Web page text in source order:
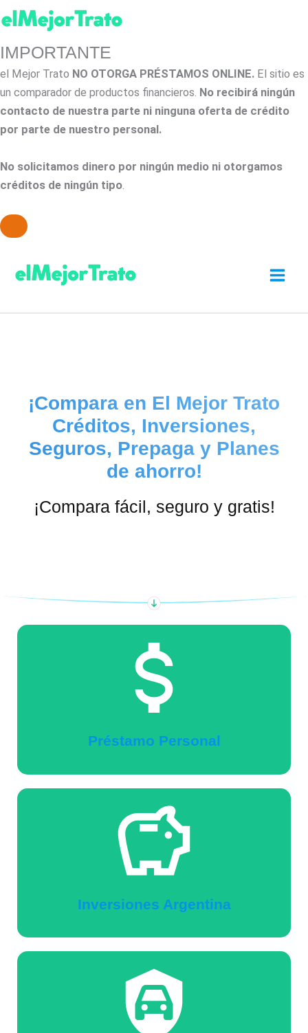
IMPORTANTE
el Mejor Trato NO OTORGA PRÉSTAMOS ONLINE. El sitio es
un comparador de productos financieros. No recibirá ningún
contacto de nuestra parte ni ninguna oferta de crédito
por parte de nuestro personal.
No solicitamos dinero por ningún medio ni otorgamos
créditos de ningún tipo.
contenido
¡Compara en El Mejor Trato
Créditos, Inversiones,
Seguros, Prepaga y Planes
de ahorro!
¡Compara fácil, seguro y gratis!
Préstamo Personal
Inversiones Argentina